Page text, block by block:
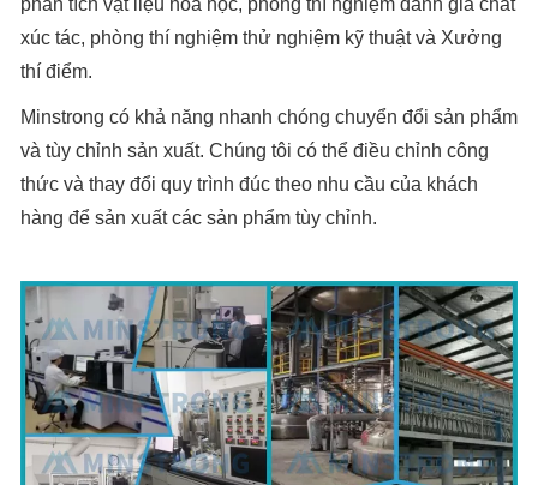
xúc tác, phòng thí nghiệm thử nghiệm kỹ thuật và Xưởng
thí điểm.
Minstrong có khả năng nhanh chóng chuyển đổi sản phẩm
và tùy chỉnh sản xuất. Chúng tôi có thể điều chỉnh công
thức và thay đổi quy trình đúc theo nhu cầu của khách
hàng để sản xuất các sản phẩm tùy chỉnh.